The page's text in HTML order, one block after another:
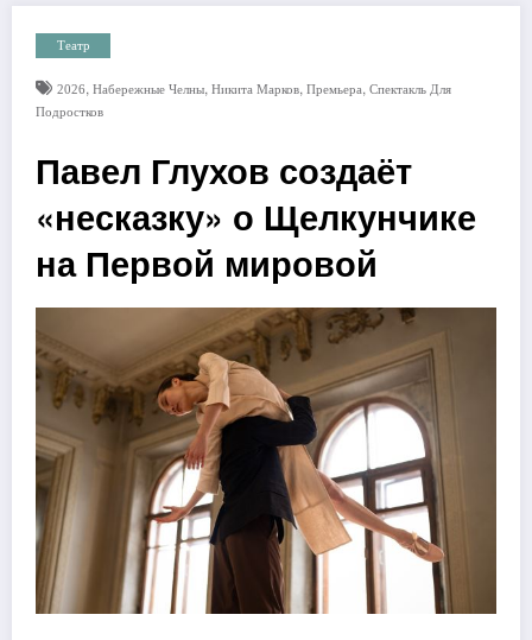
Театр
2026, Набережные Челны, Никита Марков, Премьера, Спектакль Для
Подростков
Павел Глухов создаёт
«несказку» о Щелкунчике
на Первой мировой